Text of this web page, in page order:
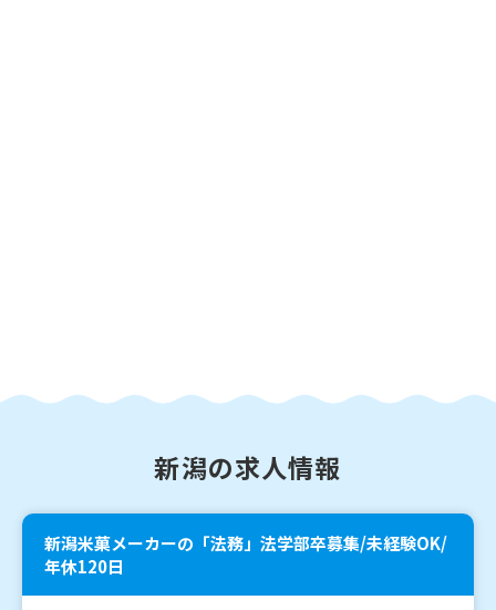
新潟の求人情報
新潟米菓メーカーの「法務」法学部卒募集/未経験OK/
年休120日